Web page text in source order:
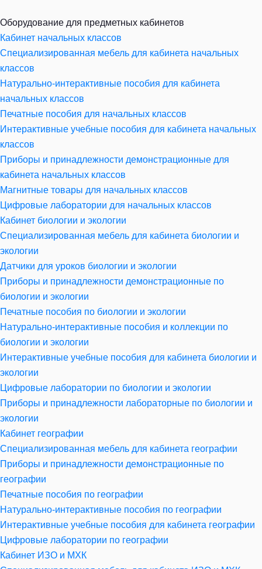
Оборудование для предметных кабинетов
Кабинет начальных классов
Специализированная мебель для кабинета начальных
классов
Натурально-интерактивные пособия для кабинета
начальных классов
Печатные пособия для начальных классов
Интерактивные учебные пособия для кабинета начальных
классов
Приборы и принадлежности демонстрационные для
кабинета начальных классов
Магнитные товары для начальных классов
Цифровые лаборатории для начальных классов
Кабинет биологии и экологии
Специализированная мебель для кабинета биологии и
экологии
Датчики для уроков биологии и экологии
Приборы и принадлежности демонстрационные по
биологии и экологии
Печатные пособия по биологии и экологии
Натурально-интерактивные пособия и коллекции по
биологии и экологии
Интерактивные учебные пособия для кабинета биологии и
экологии
Цифровые лаборатории по биологии и экологии
Приборы и принадлежности лабораторные по биологии и
экологии
Кабинет географии
Специализированная мебель для кабинета географии
Приборы и принадлежности демонстрационные по
географии
Печатные пособия по географии
Натурально-интерактивные пособия по географии
Интерактивные учебные пособия для кабинета географии
Цифровые лаборатории по географии
Кабинет ИЗО и МХК